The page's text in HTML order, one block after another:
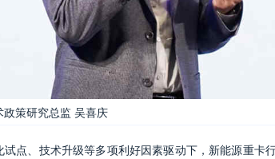
策研究总监 吴喜庆
点、技术升级等多项利好因素驱动下，新能源重卡